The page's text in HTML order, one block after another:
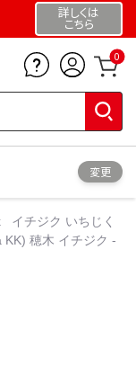
詳しくは
こちら
0
変更
イチジク いちじく
穂木 イチジク -